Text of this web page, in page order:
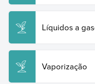
Líquidos a
Vaporização